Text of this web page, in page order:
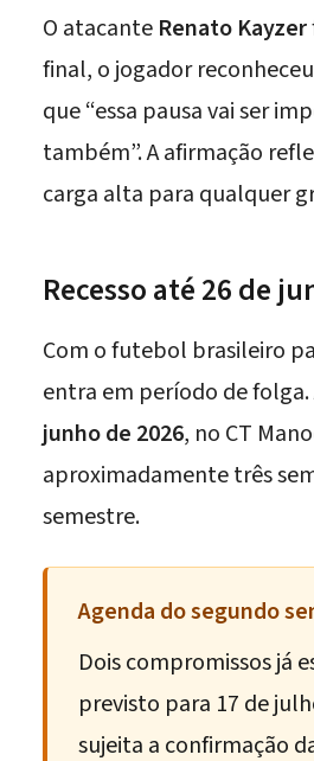
O atacante Renato Kayzer
final, o jogador
que “essa pausa vai ser
também”. A afirmação
carga alta para qualquer
Recesso até 26 de
Com o futebol brasileiro
entra em período de
junho de 2026, no CT
aproximadamente três
semestre.
Agenda do segundo
Dois compromissos já
previsto para 17 de
sujeita a confirmação